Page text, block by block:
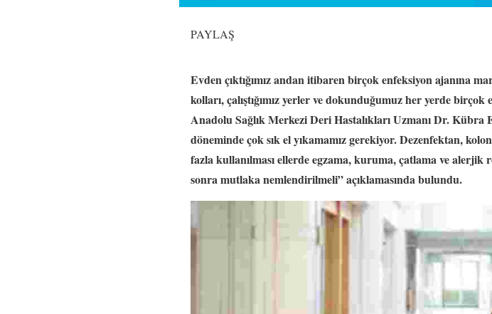
PAYLAŞ
Evden çıktığımız andan itibaren birçok enfeksiyon ajanına
kolları, çalıştığımız yerler ve dokunduğumuz her yerde
Anadolu Sağlık MerkeziDeri Hastalıkları Uzmanı Dr.
döneminde çok sık el yıkamamız gerekiyor. Dezenfektan,
fazla kullanılması ellerde egzama, kuruma, çatlama ve
sonra mutlaka nemlendirilmeli” açıklamasında bulundu.